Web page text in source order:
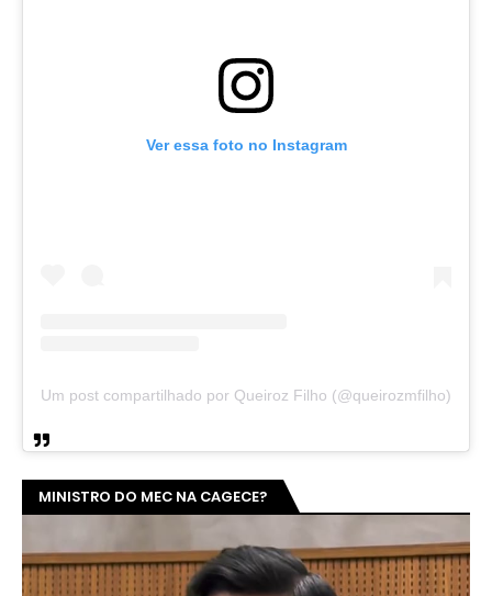
Ver essa foto no Instagram
Um post compartilhado por Queiroz Filho (@queirozmfilho)
MINISTRO DO MEC NA CAGECE?